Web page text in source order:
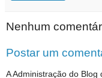
Nenhum
Postar um
A Administração do Blog